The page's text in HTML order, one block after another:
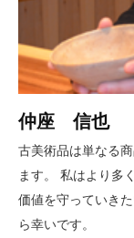
仲座 信也
古美術品は単なる
ます。 私はより多
価値を守っていき
ら幸いです。